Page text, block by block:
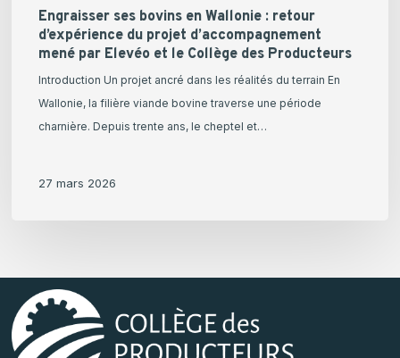
Elevéo
Collège
Producteurs
Engraisser ses bovins en Wallonie : retour
d’expérience du projet d’accompagnement
mené par Elevéo et le Collège des Producteurs
Introduction Un projet ancré dans les réalités du terrain En
Wallonie, la filière viande bovine traverse une période
charnière. Depuis trente ans, le cheptel et…
27 mars 2026